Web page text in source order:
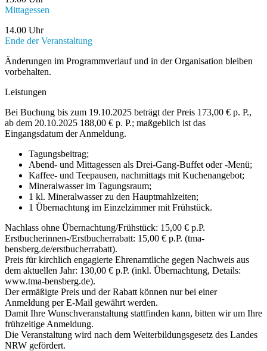
Mittagessen
14.00 Uhr
Ende der Veranstaltung
Änderungen im Programmverlauf und in der Organisation bleiben
vorbehalten.
Leistungen
Bei Buchung bis zum 19.10.2025 beträgt der Preis 173,00 € p. P.,
ab dem 20.10.2025 188,00 € p. P.; maßgeblich ist das
Eingangsdatum der Anmeldung.
Tagungsbeitrag;
Abend- und Mittagessen als Drei-Gang-Buffet oder -Menü;
Kaffee- und Teepausen, nachmittags mit Kuchenangebot;
Mineralwasser im Tagungsraum;
1 kl. Mineralwasser zu den Hauptmahlzeiten;
1 Übernachtung im Einzelzimmer mit Frühstück.
Nachlass ohne Übernachtung/Frühstück: 15,00 € p.P.
Erstbucherinnen-/Erstbucherrabatt: 15,00 € p.P. (tma-
bensberg.de/erstbucherrabatt).
Preis für kirchlich engagierte Ehrenamtliche gegen Nachweis aus
dem aktuellen Jahr: 130,00 € p.P. (inkl. Übernachtung, Details:
www.tma-bensberg.de).
Der ermäßigte Preis und der Rabatt können nur bei einer
Anmeldung per E-Mail gewährt werden.
Damit Ihre Wunschveranstaltung stattfinden kann, bitten wir um Ihre
frühzeitige Anmeldung.
Die Veranstaltung wird nach dem Weiterbildungsgesetz des Landes
NRW gefördert.